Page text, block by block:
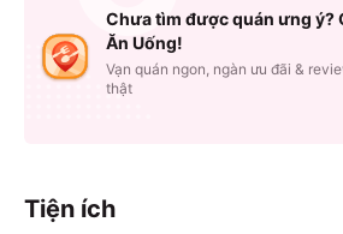
Tiện ích
Chưa tìm được quán ưng ý?
Ăn Uống!
Vạn quán ngon, ngàn ưu đãi &
thật